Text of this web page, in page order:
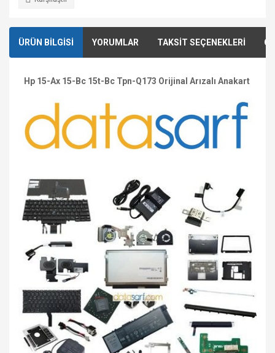
ÜRÜN BİLGİSİ YORUMLAR TAKSİT SEÇENEKLERİ
Hp 15-Ax 15-Bc 15t-Bc Tpn-Q173 Orijinal Arızalı Anakart